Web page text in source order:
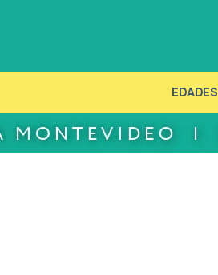
EDADES